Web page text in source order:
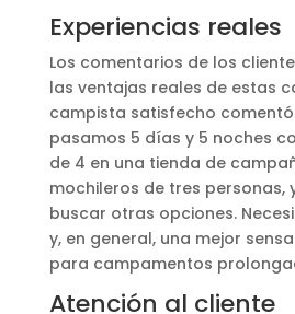
Experiencias reales
Los comentarios de los
las ventajas reales de estas
campista satisfecho
pasamos 5 días y 5 noches
de 4 en una tienda de
mochileros de tres personas,
buscar otras opciones.
y, en general, una mejor
para campamentos
Atención al cliente